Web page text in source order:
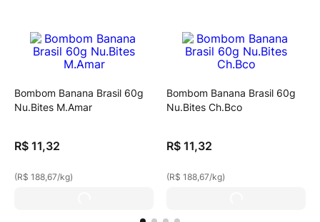
Bombom Banana Brasil 60g
Nu.Bites M.Amar
R$ 11,32
(R$ 188,67/kg)
Bombom Banana Brasil 60g
Nu.Bites Ch.Bco
R$ 11,32
(R$ 188,67/kg)